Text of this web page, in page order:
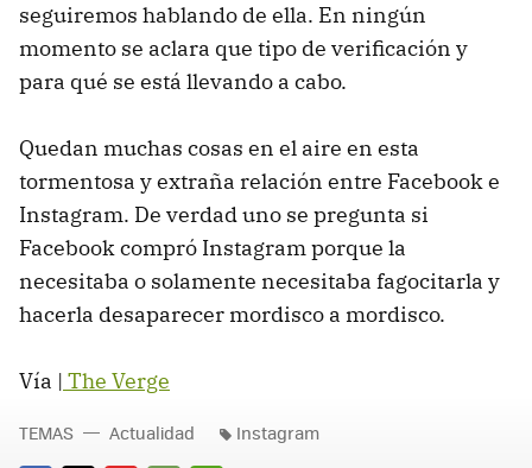
seguiremos hablando de ella. En ningún
momento se aclara que tipo de verificación y
para qué se está llevando a cabo.
Quedan muchas cosas en el aire en esta
tormentosa y extraña relación entre Facebook e
Instagram. De verdad uno se pregunta si
Facebook compró Instagram porque la
necesitaba o solamente necesitaba fagocitarla y
hacerla desaparecer mordisco a mordisco.
Vía | The Verge
TEMAS Actualidad Instagram